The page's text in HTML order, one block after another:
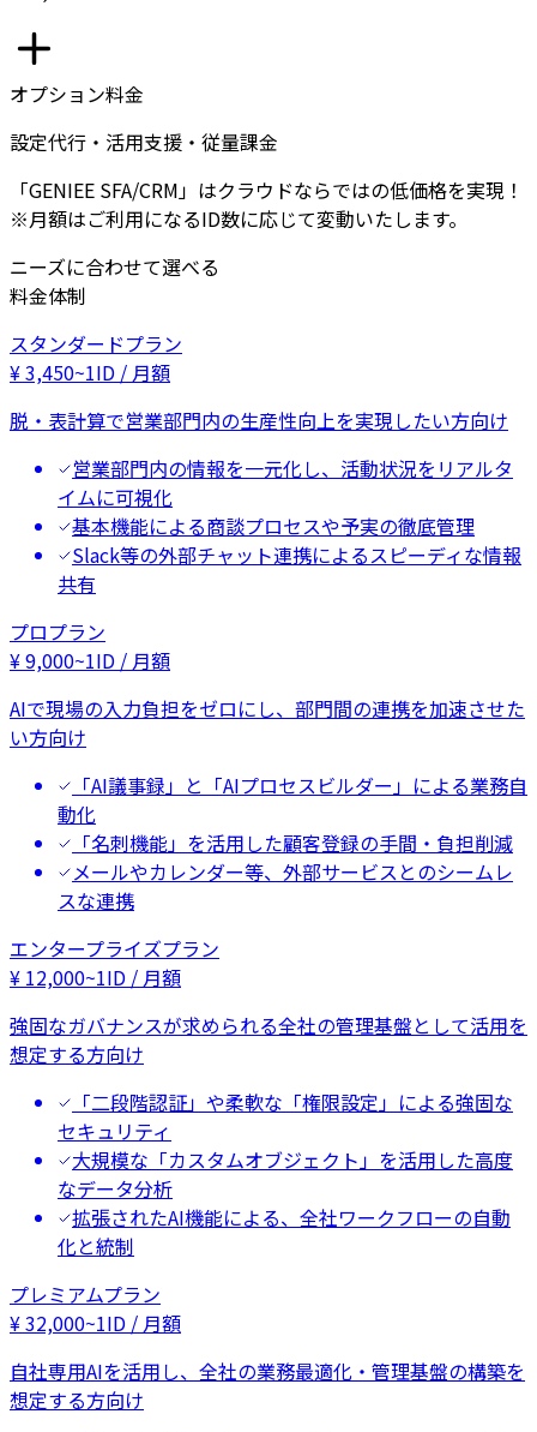
オプション料金
設定代行・活用支援・従量課金
「GENIEE SFA/CRM」はクラウドならではの低価格を実現！
※月額はご利用になるID数に応じて変動いたします。
ニーズに合わせて選べる
料金体制
スタンダードプラン
¥3,450~1ID / 月額
脱・表計算で営業部門内の生産性向上を実現したい方向け
営業部門内の情報を一元化し、活動状況をリアルタ
イムに可視化
基本機能による商談プロセスや予実の徹底管理
Slack等の外部チャット連携によるスピーディな情報
共有
プロプラン
¥9,000~1ID / 月額
AIで現場の入力負担をゼロにし、部門間の連携を加速させた
い方向け
「AI議事録」と「AIプロセスビルダー」による業務自
動化
「名刺機能」を活用した顧客登録の手間・負担削減
メールやカレンダー等、外部サービスとのシームレ
スな連携
エンタープライズプラン
¥ 12,000~1ID / 月額
強固なガバナンスが求められる全社の管理基盤として活用を
想定する方向け
「二段階認証」や柔軟な「権限設定」による強固な
セキュリティ
大規模な「カスタムオブジェクト」を活用した高度
なデータ分析
拡張されたAI機能による、全社ワークフローの自動
化と統制
プレミアムプラン
¥32,000~1ID / 月額
自社専用AIを活用し、全社の業務最適化・管理基盤の構築を
想定する方向け